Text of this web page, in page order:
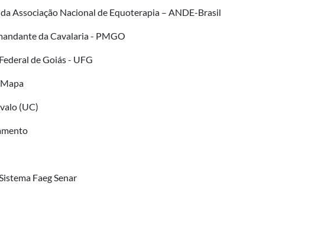
Associação Nacional de Equoterapia – ANDE-Brasil
da Cavalaria - PMGO
de Goiás - UFG
(UC)
Faeg Senar